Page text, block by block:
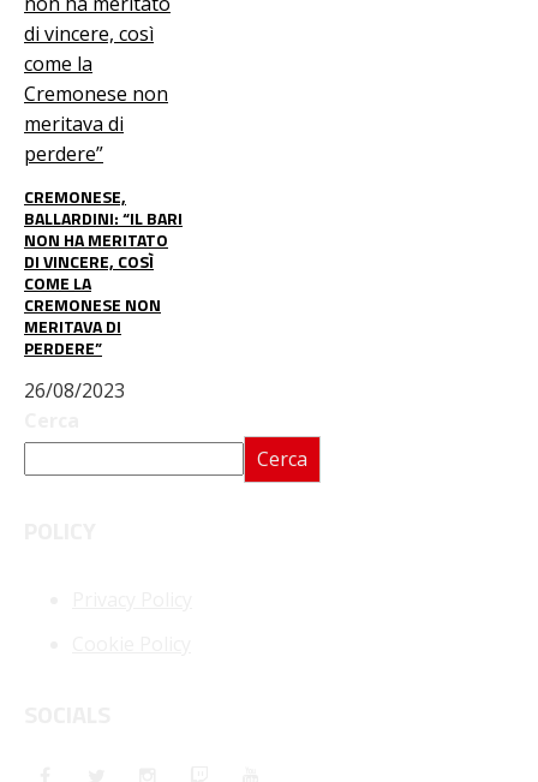
CREMONESE,
BALLARDINI: “IL BARI
NON HA MERITATO
DI VINCERE, COSÌ
COME LA
CREMONESE NON
MERITAVA DI
PERDERE”
26/08/2023
Cerca